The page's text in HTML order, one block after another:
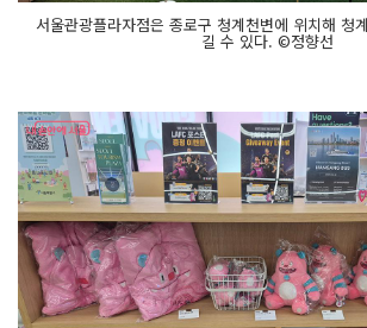
서울관광플라자점은 종로구 청계천변에 위치해 청
길 수 있다. ©정향선